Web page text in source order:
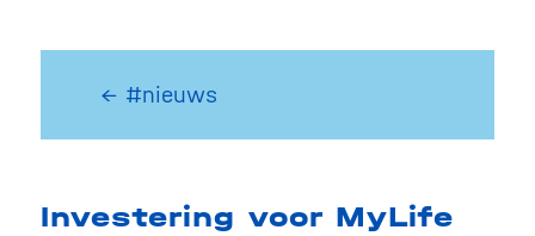
← #nieuws
Investering voor MyLife